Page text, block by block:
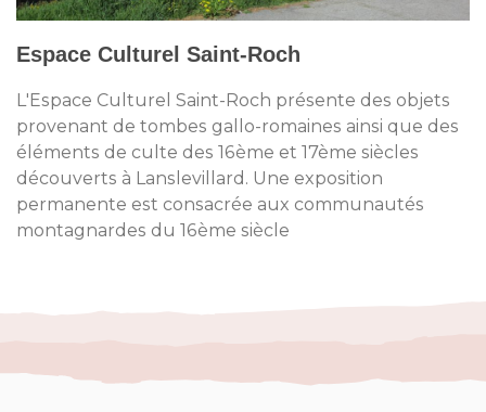
Espace Culturel Saint-Roch
L'Espace Culturel Saint-Roch présente des objets
provenant de tombes gallo-romaines ainsi que des
éléments de culte des 16ème et 17ème siècles
découverts à Lanslevillard. Une exposition
permanente est consacrée aux communautés
montagnardes du 16ème siècle